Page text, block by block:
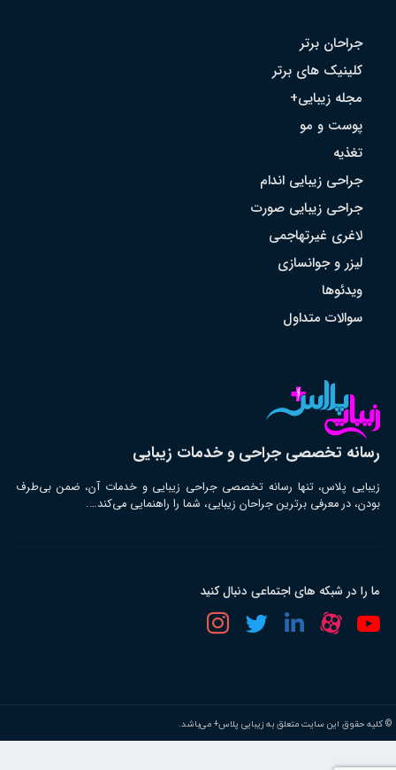
جراحان برتر
کلینیک های برتر
مجله زیبایی+
پوست و مو
تغذیه
جراحی زیبایی اندام
جراحی زیبایی صورت
لاغری غیرتهاجمی
لیزر و جوانسازی
ویدئوها
سوالات متداول
رسانه تخصصی جراحی و خدمات زیبایی
زیبایی پلاس، تنها رسانه تخصصی جراحی زیبایی و خدمات آن، ضمن بی‌طرف
بودن، در معرفی برترین جراحان زیبایی، شما را راهنمایی می‌کند….
ما را در شبکه های اجتماعی دنبال کنید
© کلیه حقوق این سایت متعلق به زیبایی پلاس+ می‌باشد.